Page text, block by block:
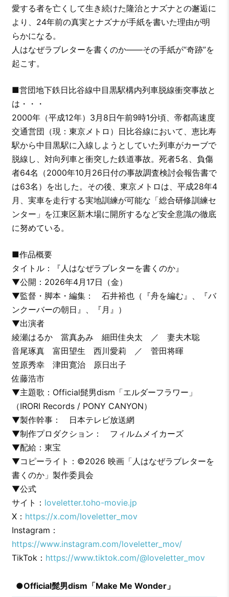
愛する者を亡くして生き続けた隆治とナズナとの邂逅に
より、24年前の真実とナズナが手紙を書いた理由が明
らかになる。
人はなぜラブレターを書くのか――その手紙が“奇跡”を
起こす。
■営団地下鉄日比谷線中目黒駅構内列車脱線衝突事故と
は・・・
2000年（平成12年）3月8日午前9時1分頃、帝都高速度
交通営団（現：東京メトロ）日比谷線において、恵比寿
駅から中目黒駅に入線しようとしていた列車がカーブで
脱線し、対向列車と衝突した鉄道事故。死者5名、負傷
者64名（2000年10月26日付の事故調査検討会報告書で
は63名）を出した。その後、東京メトロは、平成28年4
月、実車を走行する実地訓練が可能な「総合研修訓練セ
ンター」を江東区新木場に開所するなど安全意識の徹底
に努めている。
■作品概要
タイトル：『人はなぜラブレターを書くのか』
▼公開：2026年4月17日（金）
▼監督・脚本・編集： 石井裕也（『舟を編む』、『バ
ンクーバーの朝日』、『月』）
▼出演者
綾瀬はるか 當真あみ 細田佳央太 ／ 妻夫木聡
音尾琢真 富田望生 西川愛莉 ／ 菅田将暉
笠原秀幸 津田寛治 原日出子
佐藤浩市
▼主題歌：Official髭男dism「エルダーフラワー」
（IRORI Records / PONY CANYON）
▼製作幹事： 日本テレビ放送網
▼制作プロダクション： フィルムメイカーズ
▼配給：東宝
▼コピーライト：©2026 映画「人はなぜラブレターを
書くのか」製作委員会
▼公式
サイト： loveletter.toho-movie.jp
X： https://x.com/loveletter_mov
Instagram：
https://www.instagram.com/loveletter_mov/
TikTok： https://www.tiktok.com/@loveletter_mov
●Official髭男dism「Make Me Wonder」